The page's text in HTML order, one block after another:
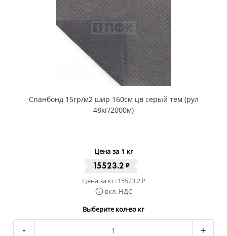
Спанбонд 15гр/м2 шир 160см цв серый тем (рул
48кг/2000м)
Цена за 1 кг
15523.2 ₽
Цена за кг: 15523.2₽
вкл. НДС
Выберите кол-во кг
- +